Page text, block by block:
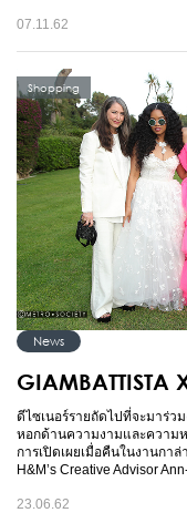
07.11.62
Shopping
News
GIAMBATTISTA
ดีไซเนอร์รายถัดไปที่จะมาร่ว
หอกด้านความงามและความ
การเปิดเผยเมื่อคืนในงานกา
H&M’s Creative Advisor
23.06.62